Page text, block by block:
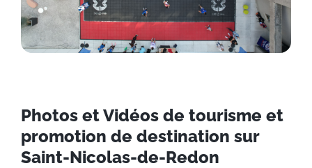
Photos et Vidéos de tourisme et
promotion de destination sur
Saint-Nicolas-de-Redon